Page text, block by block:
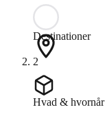
Destinationer
2
Hvad & hvornår